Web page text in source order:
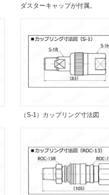
ダスターキャップが付属。
（S-1）カップリング寸法図